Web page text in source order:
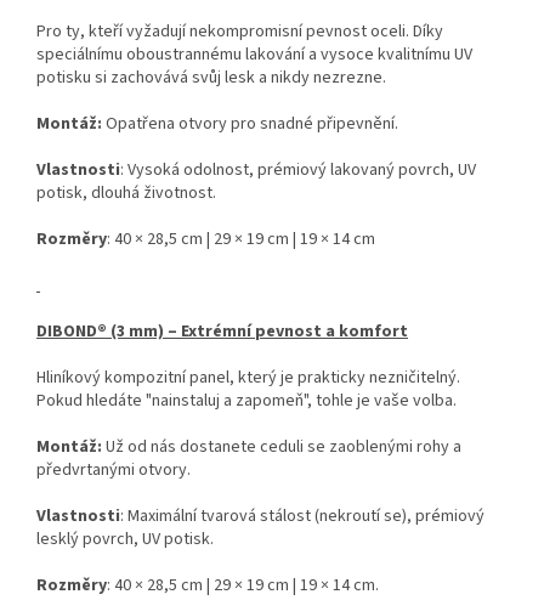
Pro ty, kteří vyžadují nekompromisní pevnost oceli. Díky
speciálnímu oboustrannému lakování a vysoce kvalitnímu UV
potisku si zachovává svůj lesk a nikdy nezrezne.
Montáž: Opatřena otvory pro snadné připevnění.
Vlastnosti: Vysoká odolnost, prémiový lakovaný povrch, UV
potisk, dlouhá životnost.
Rozměry: 40 × 28,5 cm | 29 × 19 cm | 19 × 14 cm
DIBOND® (3 mm) – Extrémní pevnost a komfort
Hliníkový kompozitní panel, který je prakticky nezničitelný.
Pokud hledáte "nainstaluj a zapomeň", tohle je vaše volba.
Montáž: Už od nás dostanete ceduli se zaoblenými rohy a
předvrtanými otvory.
Vlastnosti: Maximální tvarová stálost (nekroutí se), prémiový
lesklý povrch, UV potisk.
Rozměry: 40 × 28,5 cm | 29 × 19 cm | 19 × 14 cm.